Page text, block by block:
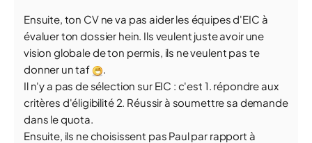
Ensuite, ton CV ne va pas aider les équipes d'EIC à
évaluer ton dossier hein. Ils veulent juste avoir une
vision globale de ton permis, ils ne veulent pas te
donner un taf
.
Il n'y a pas de sélection sur EIC : c'est 1. répondre aux
critères d'éligibilité 2. Réussir à soumettre sa demande
dans le quota.
Ensuite, ils ne choisissent pas Paul par rapport à